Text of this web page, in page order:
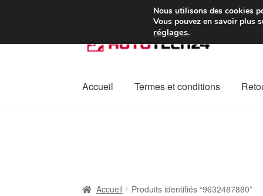
Colissimo livraison à
à
navigation
au
Accueil
Termes et conditions
Accueil Produits identifiés “9632487880”
Nous utilisons des cookies
Vous pouvez en savoir plus
réglages.